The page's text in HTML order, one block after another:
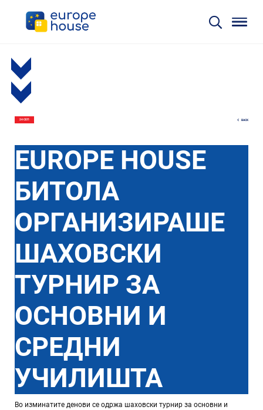
24 СЕП BACK
EUROPE HOUSE
БИТОЛА
ОРГАНИЗИРАШЕ
ШАХОВСКИ
ТУРНИР ЗА
ОСНОВНИ И
СРЕДНИ
УЧИЛИШТА
Во изминатите денови се одржа шаховски турнир за основни и